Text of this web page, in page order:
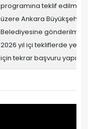
programına teklif edilmek
üzere Ankara Büyükşehir
Belediyesine
2026 yıl içi tekliflerde yer
için tekrar başvuru